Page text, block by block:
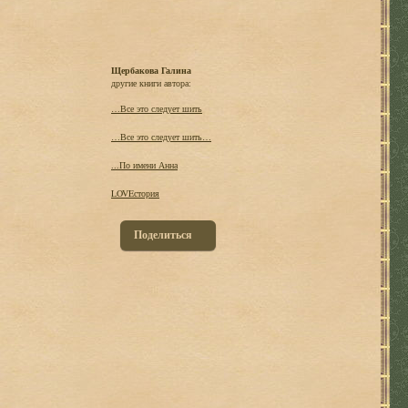
Щербакова Галина
другие книги автора:
…Все это следует шить
…Все это следует шить…
...По имени Анна
LOVEстория
Поделиться